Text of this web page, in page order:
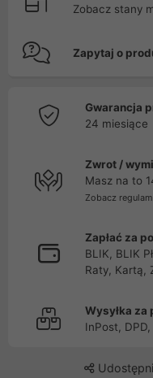
Zobacz stany
Zapytaj o
Gwarancja
24 miesiące
Zwrot /
Masz na to
Zobacz
Zapłać za
BLIK, BLIK
Raty, Kartą,
Wysyłka za
InPost, DPD,